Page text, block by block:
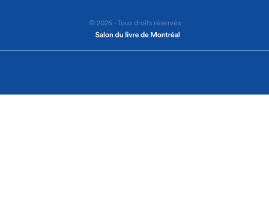
© 2026 - Tous droits réservés